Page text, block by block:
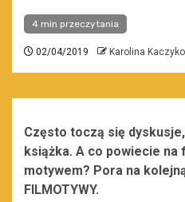
4 min przeczytania
02/04/2019 Karolina
Często toczą się
książka. A co powiecie na
motywem? Pora na
FILMOTYWY.